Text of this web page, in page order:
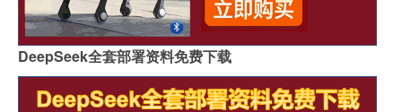
DeepSeek全套部署资料免费下载